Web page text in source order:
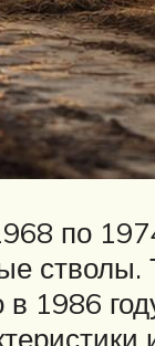
по
стволы.
в 1986